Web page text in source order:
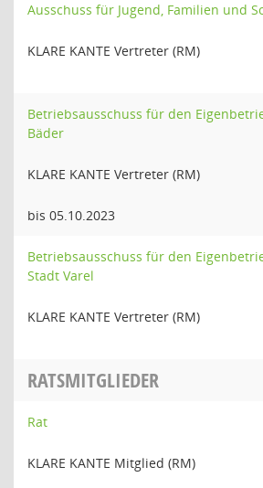
Ausschuss für Jugend, Familien und
KLARE KANTE Vertreter (RM)
Betriebsausschuss für den
Bäder
KLARE KANTE Vertreter (RM)
bis 05.10.2023
Betriebsausschuss für den
Stadt Varel
KLARE KANTE Vertreter (RM)
RATSMITGLIEDER
Rat
KLARE KANTE Mitglied (RM)